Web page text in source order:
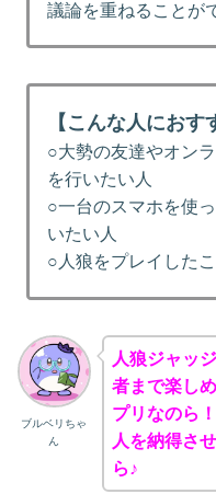
議論を重ねることが
【こんな人におす
○大勢の友達やオン
を行いたい人
○一台のスマホを使
いたい人
○人狼をプレイした
ブルベリちゃ
ん
人狼ジャッ
者まで楽し
プリなのら
人を納得さ
ら♪